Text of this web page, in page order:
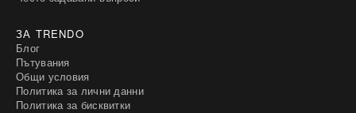
ЗА TRENDO
Блог
Пътувания
Общи условия
Политика за лични данни
Политика за бисквитки